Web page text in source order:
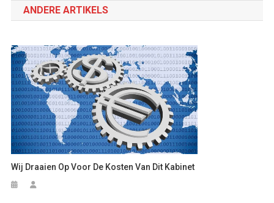
ANDERE ARTIKELS
Wij Draaien Op Voor De Kosten Van Dit Kabinet